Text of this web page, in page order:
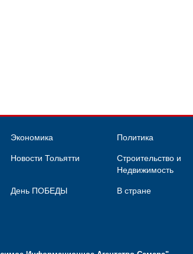
Экономика Политика
Новости Тольятти
Строительство и
Недвижимость
День ПОБЕДЫ В стране